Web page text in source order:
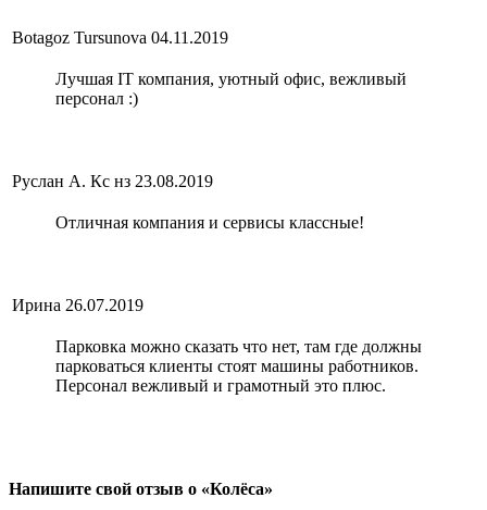
Botagoz Tursunova 04.11.2019
Лучшая IT компания, уютный офис, вежливый
персонал :)
Руслан А. Кс нз 23.08.2019
Отличная компания и сервисы классные!
Ирина 26.07.2019
Парковка можно сказать что нет, там где должны
парковаться клиенты стоят машины работников.
Персонал вежливый и грамотный это плюс.
Напишите свой отзыв о «Колёса»